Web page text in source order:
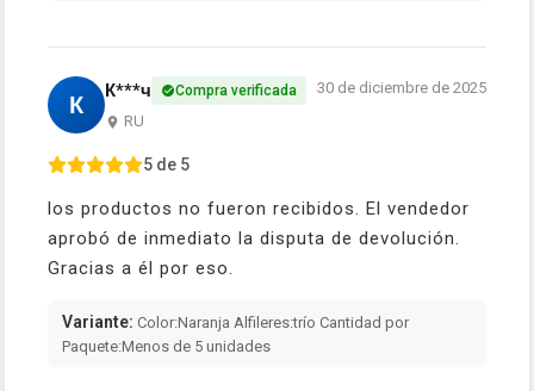
К К***ч Compra verificada
RU
30 de diciembre de 2025
5 de 5
los productos no fueron recibidos. El vendedor
aprobó de inmediato la disputa de devolución.
Gracias a él por eso.
Variante: Color:Naranja Alfileres:trío Cantidad por
Paquete:Menos de 5 unidades